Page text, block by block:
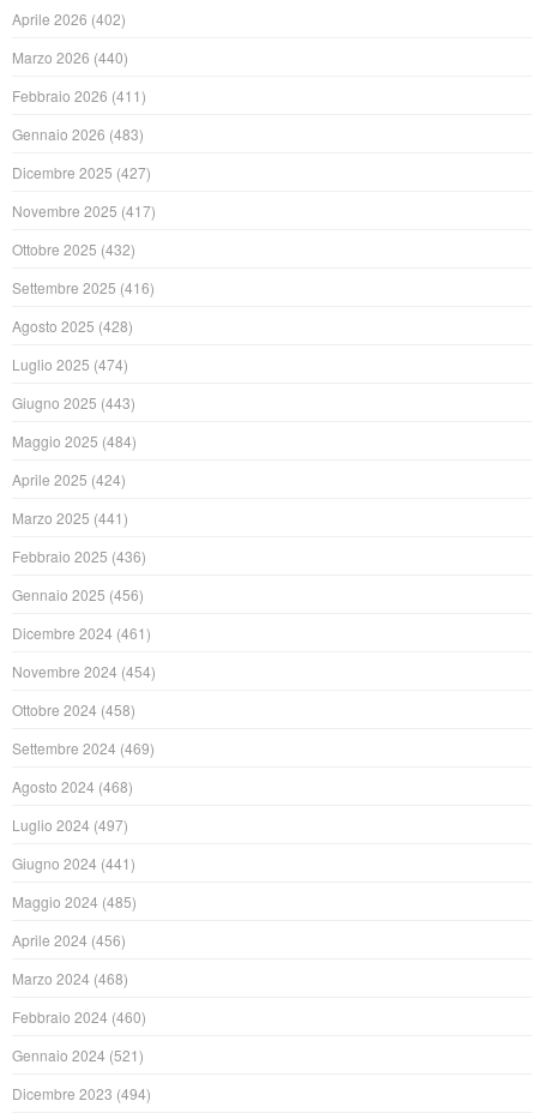
Aprile 2026 (402)
Marzo 2026 (440)
Febbraio 2026 (411)
Gennaio 2026 (483)
Dicembre 2025 (427)
Novembre 2025 (417)
Ottobre 2025 (432)
Settembre 2025 (416)
Agosto 2025 (428)
Luglio 2025 (474)
Giugno 2025 (443)
Maggio 2025 (484)
Aprile 2025 (424)
Marzo 2025 (441)
Febbraio 2025 (436)
Gennaio 2025 (456)
Dicembre 2024 (461)
Novembre 2024 (454)
Ottobre 2024 (458)
Settembre 2024 (469)
Agosto 2024 (468)
Luglio 2024 (497)
Giugno 2024 (441)
Maggio 2024 (485)
Aprile 2024 (456)
Marzo 2024 (468)
Febbraio 2024 (460)
Gennaio 2024 (521)
Dicembre 2023 (494)